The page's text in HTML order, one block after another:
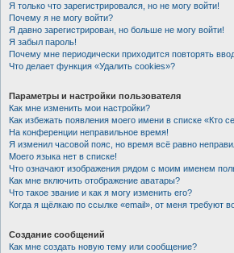
Я только что зарегистрировался, но не могу войти!
Почему я не могу войти?
Я давно зарегистрирован, но больше не могу войти!
Я забыл пароль!
Почему мне периодически приходится повторять
Что делает функция «Удалить cookies»?
Параметры и настройки пользователя
Как мне изменить мои настройки?
Как избежать появления моего имени в списке «Кто
На конференции неправильное время!
Я изменил часовой пояс, но время всё равно
Моего языка нет в списке!
Что означают изображения рядом с моим именем
Как мне включить отображение аватары?
Что такое звание и как я могу изменить его?
Когда я щёлкаю по ссылке «email», от меня требуют
Создание сообщений
Как мне создать новую тему или сообщение?